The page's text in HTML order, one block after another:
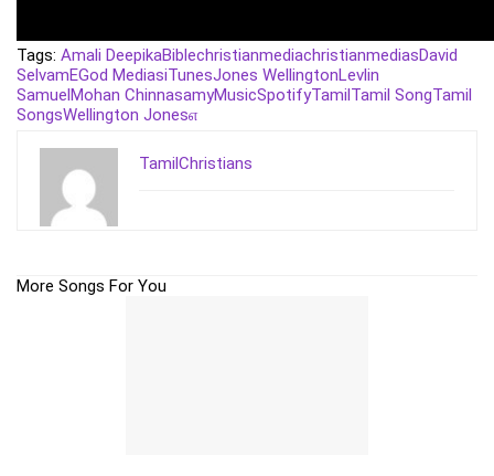
Tags: Amali DeepikaBiblechristianmediachristianmediasDavid
SelvamEGod MediasiTunesJones WellingtonLevlin
SamuelMohan ChinnasamyMusicSpotifyTamilTamil SongTamil
SongsWellington Jonesஎ
TamilChristians
More Songs For You